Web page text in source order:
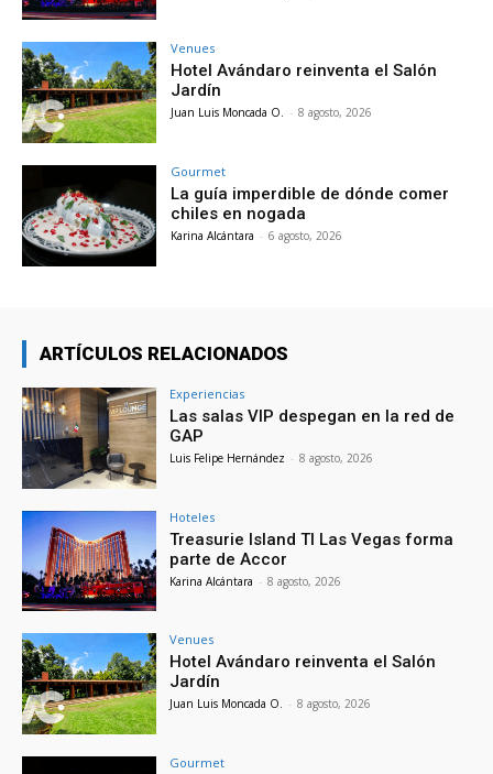
Venues
Hotel Avándaro reinventa el Salón
Jardín
Juan Luis Moncada O. - 8 agosto, 2026
Gourmet
La guía imperdible de dónde comer
chiles en nogada
Karina Alcántara - 6 agosto, 2026
ARTÍCULOS RELACIONADOS
Experiencias
Las salas VIP despegan en la red de
GAP
Luis Felipe Hernández - 8 agosto, 2026
Hoteles
Treasurie Island TI Las Vegas forma
parte de Accor
Karina Alcántara - 8 agosto, 2026
Venues
Hotel Avándaro reinventa el Salón
Jardín
Juan Luis Moncada O. - 8 agosto, 2026
Gourmet